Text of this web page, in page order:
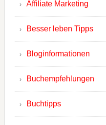
Affiliate Marketing
Besser leben Tipps
Bloginformationen
Buchempfehlungen
Buchtipps